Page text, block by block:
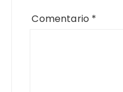
Comentario *